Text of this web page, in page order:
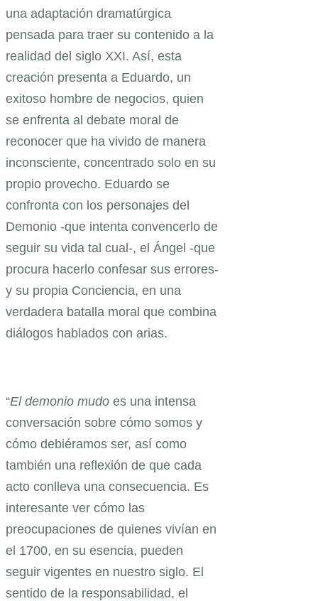
una adaptación dramatúrgica
pensada para traer su contenido a la
realidad del siglo XXI. Así, esta
creación presenta a Eduardo, un
exitoso hombre de negocios, quien
se enfrenta al debate moral de
reconocer que ha vivido de manera
inconsciente, concentrado solo en su
propio provecho. Eduardo se
confronta con los personajes del
Demonio -que intenta convencerlo de
seguir su vida tal cual-, el Ángel -que
procura hacerlo confesar sus errores-
y su propia Conciencia, en una
verdadera batalla moral que combina
diálogos hablados con arias.
“El demonio mudo es una intensa
conversación sobre cómo somos y
cómo debiéramos ser, así como
también una reflexión de que cada
acto conlleva una consecuencia. Es
interesante ver cómo las
preocupaciones de quienes vivían en
el 1700, en su esencia, pueden
seguir vigentes en nuestro siglo. El
sentido de la responsabilidad, el